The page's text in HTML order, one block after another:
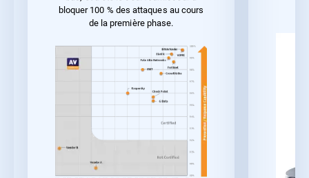
bloquer 100 % des attaques au cours
de la première phase.